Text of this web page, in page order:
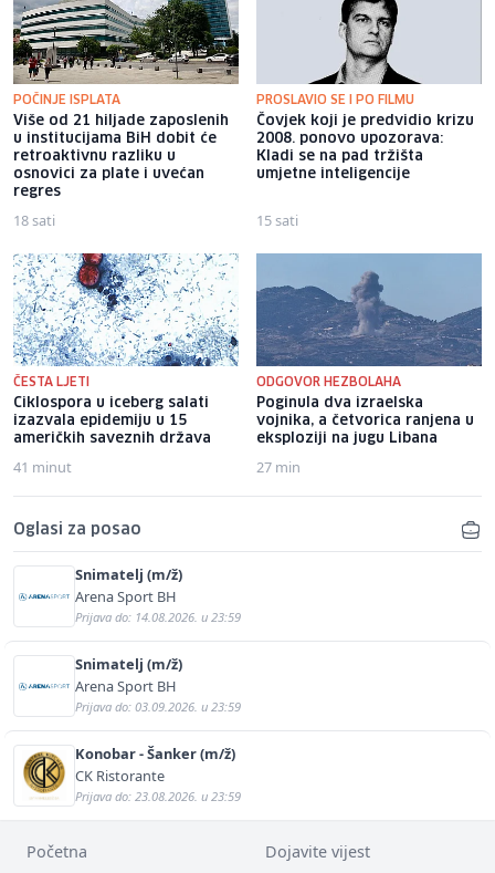
POČINJE ISPLATA
Više od 21 hiljade zaposlenih
u institucijama BiH dobit će
retroaktivnu razliku u
osnovici za plate i uvećan
regres
18 sati
PROSLAVIO SE I PO FILMU
Čovjek koji je predvidio krizu
2008. ponovo upozorava:
Kladi se na pad tržišta
umjetne inteligencije
15 sati
ČESTA LJETI
Ciklospora u iceberg salati
izazvala epidemiju u 15
američkih saveznih država
41 minut
ODGOVOR HEZBOLAHA
Poginula dva izraelska
vojnika, a četvorica ranjena u
eksploziji na jugu Libana
27 min
Oglasi za posao
Snimatelj (m/ž)
Arena Sport BH
Prijava do: 14.08.2026. u 23:59
Snimatelj (m/ž)
Arena Sport BH
Prijava do: 03.09.2026. u 23:59
Konobar - Šanker (m/ž)
CK Ristorante
Prijava do: 23.08.2026. u 23:59
Početna Dojavite vijest